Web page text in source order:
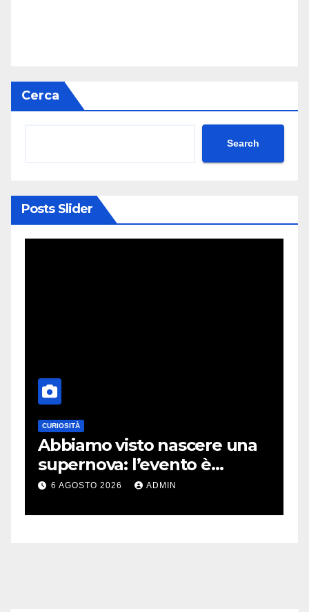
Cerca
Search
Posts Slider
CURIOSITÀ
Abbiamo visto nascere una
supernova: l’evento è
rarissimo
6 AGOSTO 2026 ADMIN